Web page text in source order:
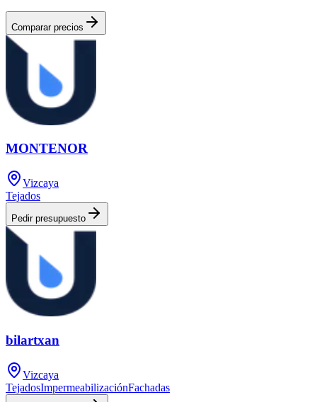
Comparar precios
MONTENOR
Vizcaya
Tejados
Pedir presupuesto
bilartxan
Vizcaya
TejadosImpermeabilizaciónFachadas